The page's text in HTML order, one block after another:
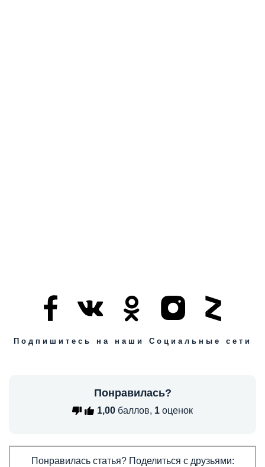
Подпишитесь на наши Социальные сети
Понравилась?
1,00 баллов, 1 оценок
Понравилась статья? Поделиться с друзьями: